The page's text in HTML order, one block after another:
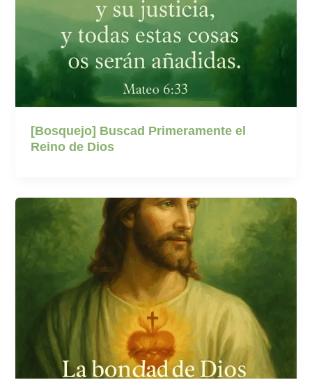
[Bosquejo] Buscad Primeramente el
Reino de Dios